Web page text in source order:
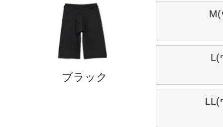
ブラック
L(
LL(